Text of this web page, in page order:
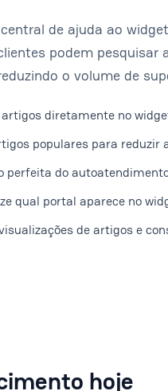
de ajuda ao
podem
o volume de
artigos diretamente no
populares para reduzir
perfeita do
qual portal aparece no
de artigos e
hoje